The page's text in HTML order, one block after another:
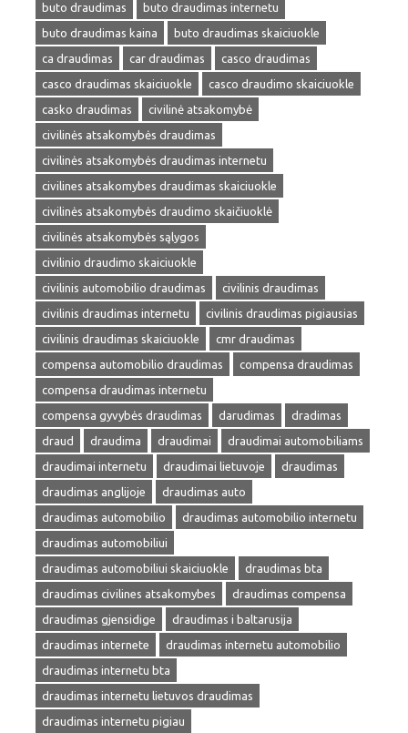
buto draudimas
buto draudimas internetu
buto draudimas kaina
buto draudimas skaiciuokle
ca draudimas
car draudimas
casco draudimas
casco draudimas skaiciuokle
casco draudimo skaiciuokle
casko draudimas
civilinė atsakomybė
civilinės atsakomybės draudimas
civilinės atsakomybės draudimas internetu
civilines atsakomybes draudimas skaiciuokle
civilinės atsakomybės draudimo skaičiuoklė
civilinės atsakomybės sąlygos
civilinio draudimo skaiciuokle
civilinis automobilio draudimas
civilinis draudimas
civilinis draudimas internetu
civilinis draudimas pigiausias
civilinis draudimas skaiciuokle
cmr draudimas
compensa automobilio draudimas
compensa draudimas
compensa draudimas internetu
compensa gyvybės draudimas
darudimas
dradimas
draud
draudima draudimai
draudimai automobiliams
draudimai internetu
draudimai lietuvoje
draudimas
draudimas anglijoje
draudimas auto
draudimas automobilio
draudimas automobilio internetu
draudimas automobiliui
draudimas automobiliui skaiciuokle
draudimas bta
draudimas civilines atsakomybes
draudimas compensa
draudimas gjensidige
draudimas i baltarusija
draudimas internete
draudimas internetu automobilio
draudimas internetu bta
draudimas internetu lietuvos draudimas
draudimas internetu pigiau